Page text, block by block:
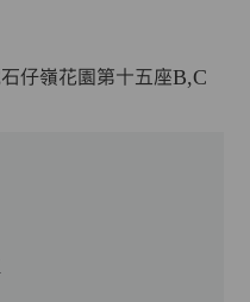
仔嶺花園第十五座B,C